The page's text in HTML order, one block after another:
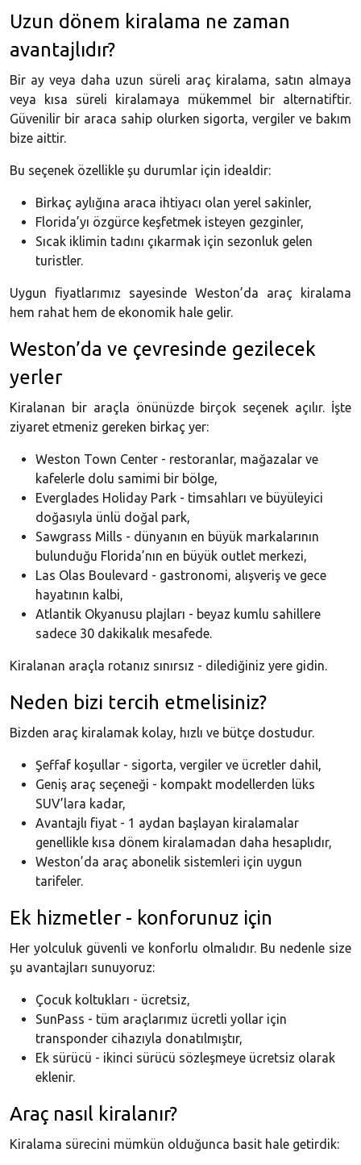
Uzun dönem kiralama ne zaman
avantajlıdır?
Bir ay veya daha uzun süreli araç kiralama, satın almaya
veya kısa süreli kiralamaya mükemmel bir alternatiftir.
Güvenilir bir araca sahip olurken sigorta, vergiler ve bakım
bize aittir.
Bu seçenek özellikle şu durumlar için idealdir:
Birkaç aylığına araca ihtiyacı olan yerel sakinler,
Florida’yı özgürce keşfetmek isteyen gezginler,
Sıcak iklimin tadını çıkarmak için sezonluk gelen
turistler.
Uygun fiyatlarımız sayesinde Weston’da araç kiralama
hem rahat hem de ekonomik hale gelir.
Weston’da ve çevresinde gezilecek
yerler
Kiralanan bir araçla önünüzde birçok seçenek açılır. İşte
ziyaret etmeniz gereken birkaç yer:
Weston Town Center - restoranlar, mağazalar ve
kafelerle dolu samimi bir bölge,
Everglades Holiday Park - timsahları ve büyüleyici
doğasıyla ünlü doğal park,
Sawgrass Mills - dünyanın en büyük markalarının
bulunduğu Florida’nın en büyük outlet merkezi,
Las Olas Boulevard - gastronomi, alışveriş ve gece
hayatının kalbi,
Atlantik Okyanusu plajları - beyaz kumlu sahillere
sadece 30 dakikalık mesafede.
Kiralanan araçla rotanız sınırsız - dilediğiniz yere gidin.
Neden bizi tercih etmelisiniz?
Bizden araç kiralamak kolay, hızlı ve bütçe dostudur.
Şeffaf koşullar - sigorta, vergiler ve ücretler dahil,
Geniş araç seçeneği - kompakt modellerden lüks
SUV’lara kadar,
Avantajlı fiyat - 1 aydan başlayan kiralamalar
genellikle kısa dönem kiralamadan daha hesaplıdır,
Weston’da araç abonelik sistemleri için uygun
tarifeler.
Ek hizmetler - konforunuz için
Her yolculuk güvenli ve konforlu olmalıdır. Bu nedenle size
şu avantajları sunuyoruz:
Çocuk koltukları - ücretsiz,
SunPass - tüm araçlarımız ücretli yollar için
transponder cihazıyla donatılmıştır,
Ek sürücü - ikinci sürücü sözleşmeye ücretsiz olarak
eklenir.
Araç nasıl kiralanır?
Kiralama sürecini mümkün olduğunca basit hale getirdik: